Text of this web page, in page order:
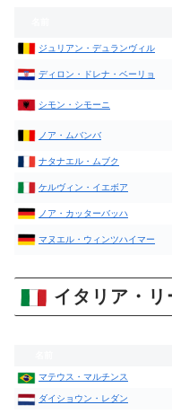
ジュリアン・デュランヴィル
ディロン・ドレナ・ベーリョ
シモン・シモーニ
ノア・ムバンバ
ナタナエル・ムブク
ケルヴィン・イエボア
ノア・カッターバッハ
マヌエル・ウィンツハイマー
イタリア・リ
マテウス・マルチンス
ダイショウン・レダン